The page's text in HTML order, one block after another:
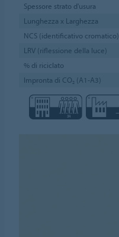
Spessore strato d'usura
Lunghezza x Larghezza
NCS (identificativo cromatico)
LRV (riflessione della luce)
% di riciclato
Impronta di CO₂ (A1-A3)